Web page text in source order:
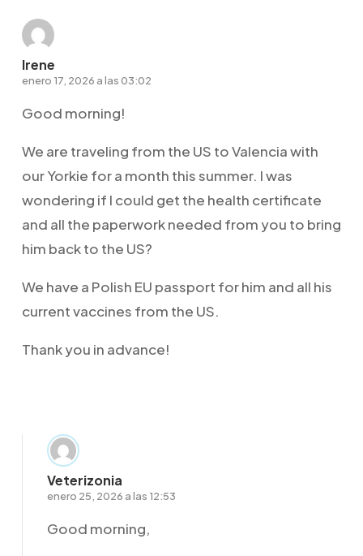
Irene
enero 17, 2026 a las 03:02
Good morning!
We are traveling from the US to Valencia with
our Yorkie for a month this summer. I was
wondering if I could get the health certificate
and all the paperwork needed from you to bring
him back to the US?
We have a Polish EU passport for him and all his
current vaccines from the US.
Thank you in advance!
Veterizonia
enero 25, 2026 a las 12:53
Good morning,